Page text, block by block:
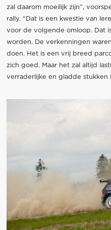
zal daarom moeilijk zijn”,
rally. “Dat is een kwestie van
voor de volgende omloop. Dat
worden. De verkenningen
doen. Het is een vrij breed
zich goed. Maar het zal altijd
verraderlijke en gladde stukken